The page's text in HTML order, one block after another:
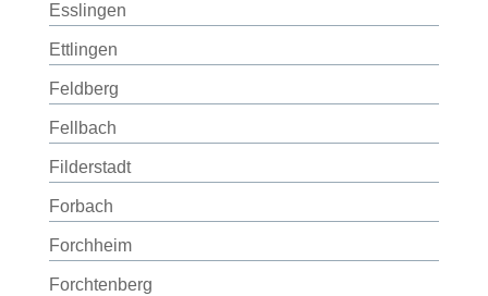
Esslingen
Ettlingen
Feldberg
Fellbach
Filderstadt
Forbach
Forchheim
Forchtenberg